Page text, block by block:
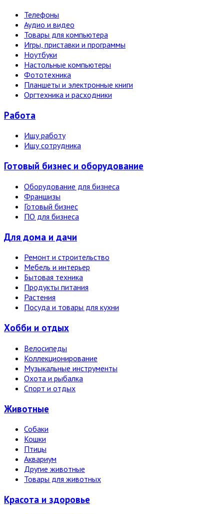
Телефоны
Аудио и видео
Товары для компьютера
Игры, приставки и программы
Ноутбуки
Настольные компьютеры
Фототехника
Планшеты и электронные книги
Оргтехника и расходники
Работа
Ищу работу
Ищу сотрудника
Готовый бизнес и оборудование
Оборудование для бизнеса
Франшизы
Готовый бизнес
ПО для бизнеса
Для дома и дачи
Ремонт и строительство
Мебель и интерьер
Бытовая техника
Продукты питания
Растения
Посуда и товары для кухни
Хобби и отдых
Велосипеды
Коллекционирование
Музыкальные инструменты
Охота и рыбалка
Спорт и отдых
Животные
Собаки
Кошки
Птицы
Аквариум
Другие животные
Товары для животных
Красота и здоровье